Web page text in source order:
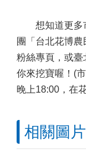
想知道更多市
團「台北花博農
粉絲專頁，或臺
你來挖寶喔！(
晚上18:00，在
相關圖片